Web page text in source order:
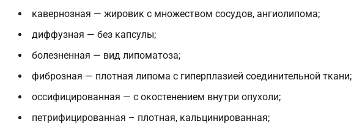
кавернозная — жировик с множеством сосудов, ангиолипома;
диффузная — без капсулы;
болезненная — вид липоматоза;
фиброзная — плотная липома с гиперплазией соединительной ткани;
оссифицированная — с окостенением внутри опухоли;
петрифицированная – плотная, кальцинированная;